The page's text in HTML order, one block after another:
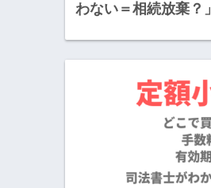
わない＝相続放棄？」